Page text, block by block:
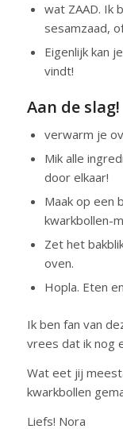
wat ZAAD. Ik
sesamzaad,
Eigenlijk kan
vindt!
Aan de slag!
verwarm je
Mik alle
door elkaar!
Maak op een
kwarkbollen-
Zet het
oven.
Hopla. Eten
Ik ben fan van
vrees dat ik nog
Wat eet jij
kwarkbollen
Liefs! Nora